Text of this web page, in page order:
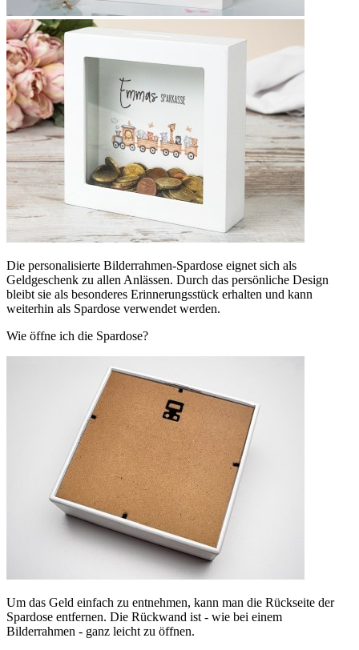
Die personalisierte Bilderrahmen-Spardose eignet sich als
Geldgeschenk zu allen Anlässen. Durch das persönliche Design
bleibt sie als besonderes Erinnerungsstück erhalten und kann
weiterhin als Spardose verwendet werden.
Wie öffne ich die Spardose?
Um das Geld einfach zu entnehmen, kann man die Rückseite der
Spardose entfernen. Die Rückwand ist - wie bei einem
Bilderrahmen - ganz leicht zu öffnen.